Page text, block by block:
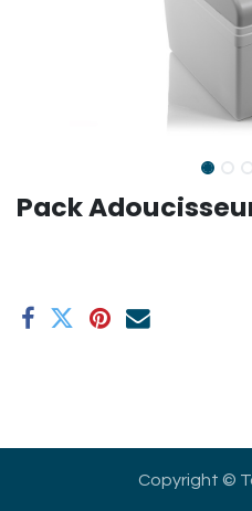
Pack
Copyright ©